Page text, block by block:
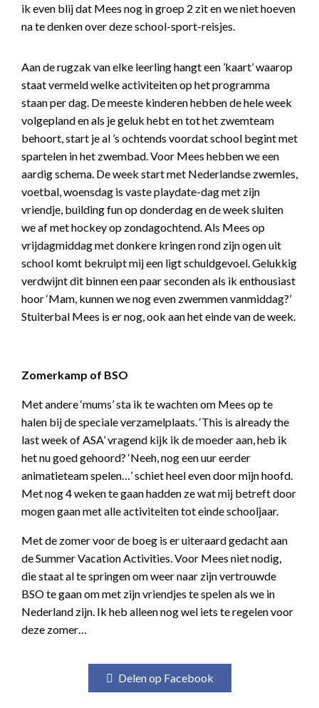
ik even blij dat Mees nog in groep 2 zit en we niet hoeven
na te denken over deze school-sport-reisjes.
Aan de rugzak van elke leerling hangt een ’kaart’ waarop
staat vermeld welke activiteiten op het programma
staan per dag. De meeste kinderen hebben de hele week
volgepland en als je geluk hebt en tot het zwemteam
behoort, start je al ’s ochtends voordat school begint met
spartelen in het zwembad. Voor Mees hebben we een
aardig schema. De week start met Nederlandse zwemles,
voetbal, woensdag is vaste playdate-dag met zijn
vriendje, building fun op donderdag en de week sluiten
we af met hockey op zondagochtend. Als Mees op
vrijdagmiddag met donkere kringen rond zijn ogen uit
school komt bekruipt mij een ligt schuldgevoel. Gelukkig
verdwijnt dit binnen een paar seconden als ik enthousiast
hoor ‘Mam, kunnen we nog even zwemmen vanmiddag?’
Stuiterbal Mees is er nog, ook aan het einde van de week.
Zomerkamp of BSO
Met andere ‘mums’ sta ik te wachten om Mees op te
halen bij de speciale verzamelplaats. ‘This is already the
last week of ASA’ vragend kijk ik de moeder aan, heb ik
het nu goed gehoord? ‘Neeh, nog een uur eerder
animatieteam spelen…’ schiet heel even door mijn hoofd.
Met nog 4 weken te gaan hadden ze wat mij betreft door
mogen gaan met alle activiteiten tot einde schooljaar.
Met de zomer voor de boeg is er uiteraard gedacht aan
de Summer Vacation Activities. Voor Mees niet nodig,
die staat al te springen om weer naar zijn vertrouwde
BSO te gaan om met zijn vriendjes te spelen als we in
Nederland zijn. Ik heb alleen nog wel iets te regelen voor
deze zomer…
Delen op Facebook